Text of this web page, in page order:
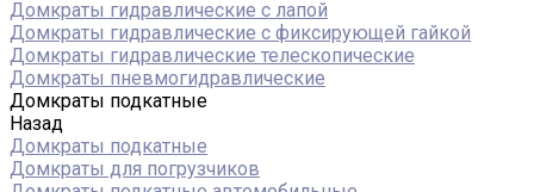
Домкраты гидравлические с лапой
Домкраты гидравлические с фиксирующей гайкой
Домкраты гидравлические телескопические
Домкраты пневмогидравлические
Домкраты подкатные
Назад
Домкраты подкатные
Домкраты для погрузчиков